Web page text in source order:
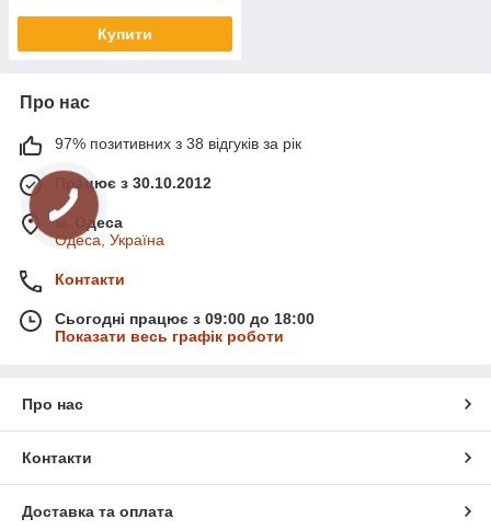
Купити
Про нас
97% позитивних з 38 відгуків за рік
Працює з 30.10.2012
м. Одеса
Одеса, Україна
Контакти
Сьогодні працює з 09:00 до 18:00
Показати весь графік роботи
Про нас
Контакти
Доставка та оплата